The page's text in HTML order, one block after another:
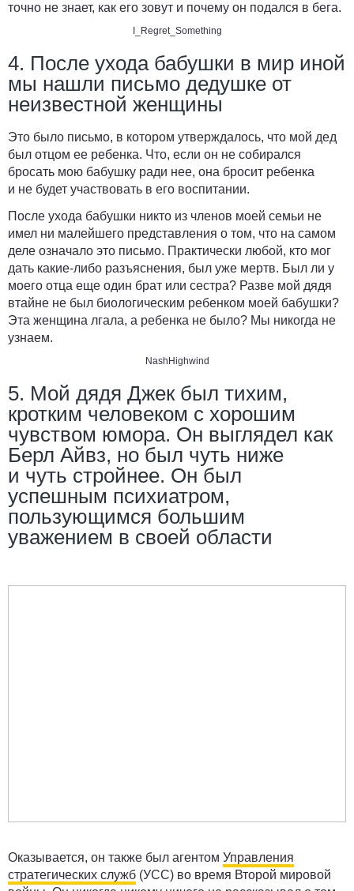
точно не знает, как его зовут и почему он подался в бега.
I_Regret_Something
4. После ухода бабушки в мир иной
мы нашли письмо дедушке от
неизвестной женщины
Это было письмо, в котором утверждалось, что мой дед
был отцом ее ребенка. Что, если он не собирался
бросать мою бабушку ради нее, она бросит ребенка
и не будет участвовать в его воспитании.
После ухода бабушки никто из членов моей семьи не
имел ни малейшего представления о том, что на самом
деле означало это письмо. Практически любой, кто мог
дать какие-либо разъяснения, был уже мертв. Был ли у
моего отца еще один брат или сестра? Разве мой дядя
втайне не был биологическим ребенком моей бабушки?
Эта женщина лгала, а ребенка не было? Мы никогда не
узнаем.
NashHighwind
5. Мой дядя Джек был тихим,
кротким человеком с хорошим
чувством юмора. Он выглядел как
Берл Айвз, но был чуть ниже
и чуть стройнее. Он был
успешным психиатром,
пользующимся большим
уважением в своей области
Оказывается, он также был агентом Управления
стратегических служб (УСС) во время Второй мировой